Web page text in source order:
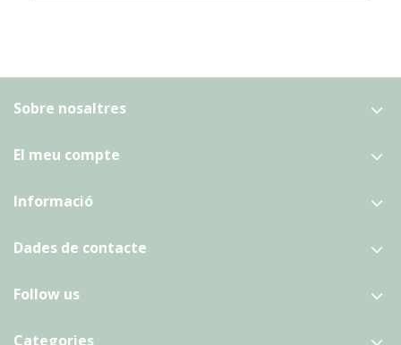
Sobre nosaltres
El meu compte
Informació
Dades de contacte
Follow us
Categories